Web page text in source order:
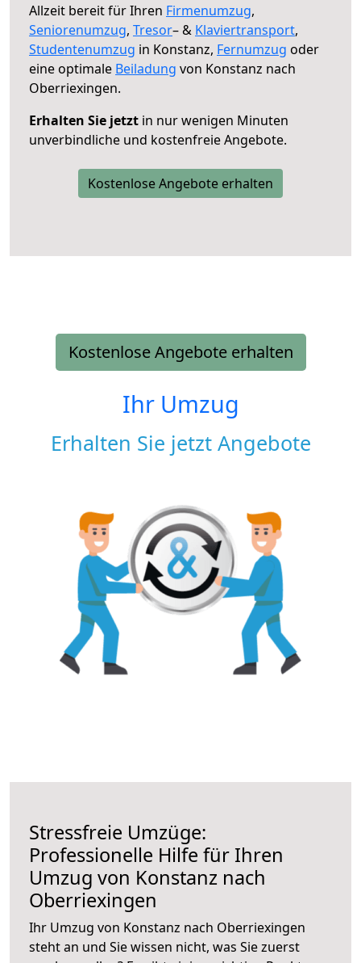
Allzeit bereit für Ihren Firmenumzug,
Seniorenumzug, Tresor– & Klaviertransport,
Studentenumzug in Konstanz, Fernumzug oder
eine optimale Beiladung von Konstanz nach
Oberriexingen.
Erhalten Sie jetzt in nur wenigen Minuten
unverbindliche und kostenfreie Angebote.
Kostenlose Angebote erhalten
Kostenlose Angebote erhalten
Ihr Umzug
Erhalten Sie jetzt Angebote
Stressfreie Umzüge:
Professionelle Hilfe für Ihren
Umzug von Konstanz nach
Oberriexingen
Ihr Umzug von Konstanz nach Oberriexingen
steht an und Sie wissen nicht, was Sie zuerst